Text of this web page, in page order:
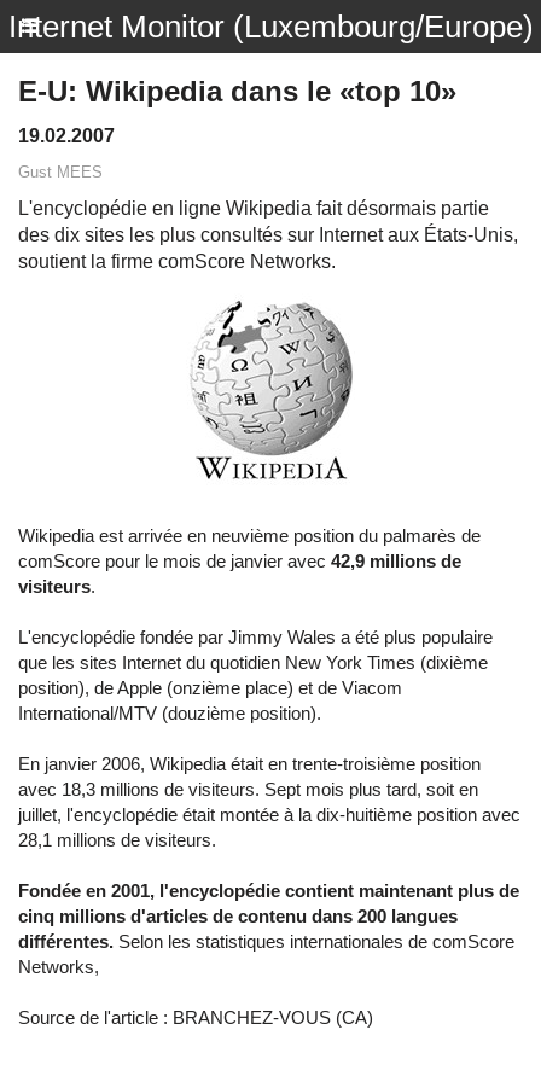
Internet Monitor (Luxembourg/Europe)
E-U: Wikipedia dans le «top 10»
19.02.2007
Gust MEES
L'encyclopédie en ligne Wikipedia fait désormais partie
des dix sites les plus consultés sur Internet aux États-Unis,
soutient la firme comScore Networks.
Wikipedia est arrivée en neuvième position du palmarès de
comScore pour le mois de janvier avec 42,9 millions de
visiteurs.
L'encyclopédie fondée par Jimmy Wales a été plus populaire
que les sites Internet du quotidien New York Times (dixième
position), de Apple (onzième place) et de Viacom
International/MTV (douzième position).
En janvier 2006, Wikipedia était en trente-troisième position
avec 18,3 millions de visiteurs. Sept mois plus tard, soit en
juillet, l'encyclopédie était montée à la dix-huitième position avec
28,1 millions de visiteurs.
Fondée en 2001, l'encyclopédie contient maintenant plus de
cinq millions d'articles de contenu dans 200 langues
différentes. Selon les statistiques internationales de comScore
Networks,
Source de l'article : BRANCHEZ-VOUS (CA)